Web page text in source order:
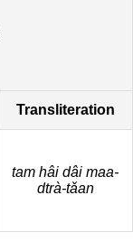
Transliteration
tam hâi dâi maa-
dtrà-tǎan